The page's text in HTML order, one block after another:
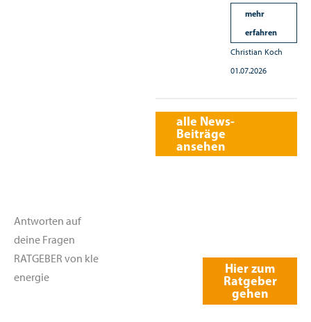
mehr
erfahren
Christian Koch
01.07.2026
alle News-
Beiträge
ansehen
Antworten auf
deine Fragen
RATGEBER von kle
energie
Hier zum
Ratgeber
gehen